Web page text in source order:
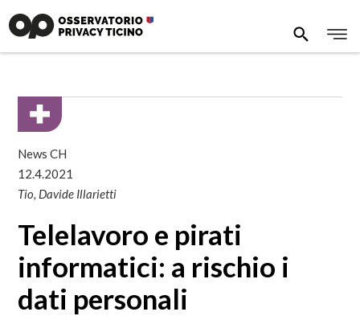
News CH
12.4.2021
Tio, Davide Illarietti
Telelavoro e pirati
informatici: a rischio i
dati personali